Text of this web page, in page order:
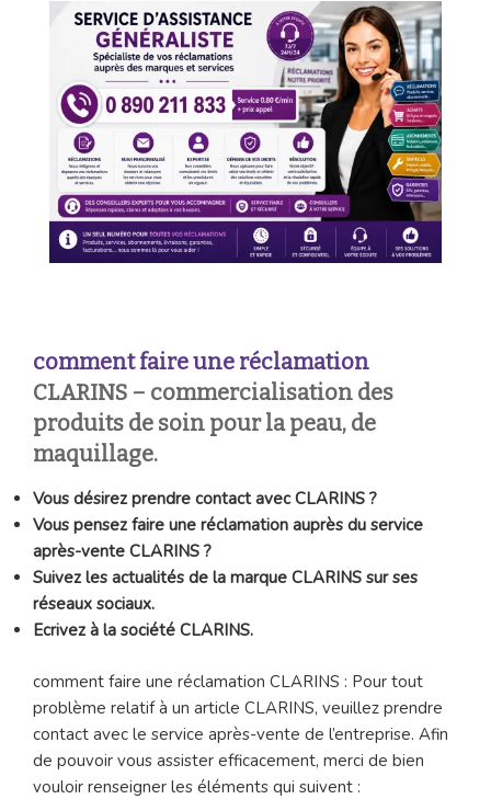
comment faire une réclamation
CLARINS – commercialisation des
produits de soin pour la peau, de
maquillage.
Vous désirez prendre contact avec CLARINS ?
Vous pensez faire une réclamation auprès du service
après-vente CLARINS ?
Suivez les actualités de la marque CLARINS sur ses
réseaux sociaux.
Ecrivez à la société CLARINS.
comment faire une réclamation CLARINS : Pour tout
problème relatif à un article CLARINS, veuillez prendre
contact avec le service après-vente de l’entreprise. Afin
de pouvoir vous assister efficacement, merci de bien
vouloir renseigner les éléments qui suivent :